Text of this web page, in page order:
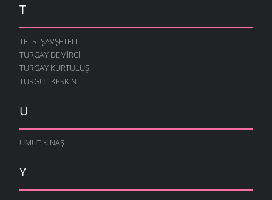
T
TETRI ŞAVŞETELI
TURGAY DEMIRCI
TURGAY KURTULUŞ
TURGUT KESKIN
U
UMUT KINAŞ
Y